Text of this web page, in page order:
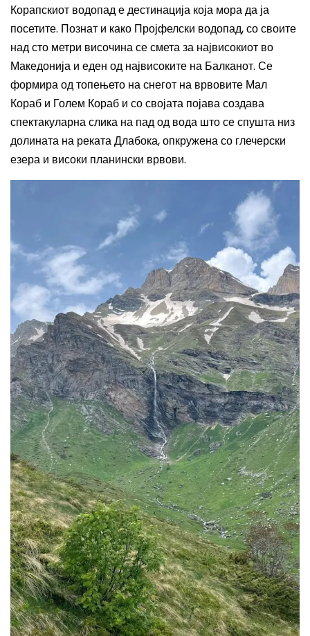
Корапскиот водопад е дестинација која мора да ја
посетите. Познат и како Пројфелски водопад, со своите
над сто метри височина се смета за највисокиот во
Македонија и еден од највисоките на Балканот. Се
формира од топењето на снегот на врвовите Мал
Кораб и Голем Кораб и со својата појава создава
спектакуларна слика на пад од вода што се спушта низ
долината на реката Длабока, опкружена со глечерски
езера и високи планински врвови.